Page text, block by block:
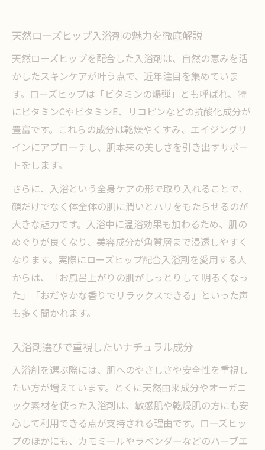
天然ローズヒップ入浴剤の魅力を徹底解説
天然ローズヒップを配合した入浴剤は、自然の恵みを活
かしたスキンケアが叶う点で、近年注目を集めていま
す。ローズヒップは「ビタミンの爆弾」とも呼ばれ、特
にビタミンCやビタミンE、リコピンなどの抗酸化成分が
豊富です。これらの成分は乾燥やくすみ、エイジングサ
インにアプローチし、肌本来の美しさを引き出すサポー
トをします。
さらに、入浴という全身ケアの形で取り入れることで、
顔だけでなく体全体の肌に潤いとハリをもたらせるのが
大きな魅力です。入浴中に温浴効果も加わるため、肌の
めぐりが良くなり、美容成分が角質層まで浸透しやすく
なります。実際にローズヒップ配合入浴剤を愛用する人
からは、「お風呂上がりの肌がしっとりして明るくなっ
た」「おだやかな香りでリラックスできる」といった声
も多く聞かれます。
入浴剤選びで重視したいナチュラル成分
入浴剤を選ぶ際には、肌へのやさしさや安全性を重視し
たい方が増えています。とくに天然由来成分やオーガニ
ック素材を使った入浴剤は、敏感肌や乾燥肌の方にも安
心して利用できる点が支持される理由です。ローズヒッ
プのほかにも、カモミールやラベンダーなどのハーブエ